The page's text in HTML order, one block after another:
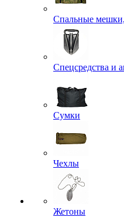
Спальные
Спецсредства и
Сумки
Чехлы
Жетоны